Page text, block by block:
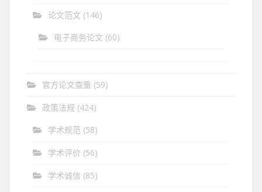
论文范文 (146)
电子商务论文 (60)
官方论文查重 (59)
政策法规 (424)
学术规范 (58)
学术评价 (56)
学术诚信 (85)